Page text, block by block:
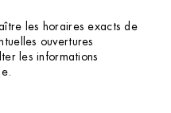
les horaires exacts de
ouvertures
les informations